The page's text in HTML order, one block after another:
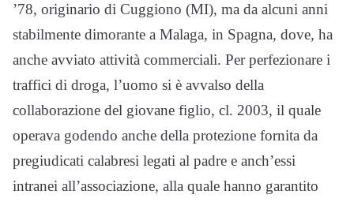
’78, originario di Cuggiono (MI), ma da alcuni anni
stabilmente dimorante a Malaga, in Spagna, dove, ha
anche avviato attività commerciali. Per perfezionare i
traffici di droga, l’uomo si è avvalso della
collaborazione del giovane figlio, cl. 2003, il quale
operava godendo anche della protezione fornita da
pregiudicati calabresi legati al padre e anch’essi
intranei all’associazione, alla quale hanno garantito